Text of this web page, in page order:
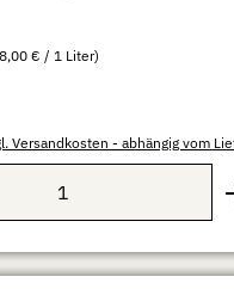
€ / 1 Liter)
Versandkosten - abhängig vom
Gib den